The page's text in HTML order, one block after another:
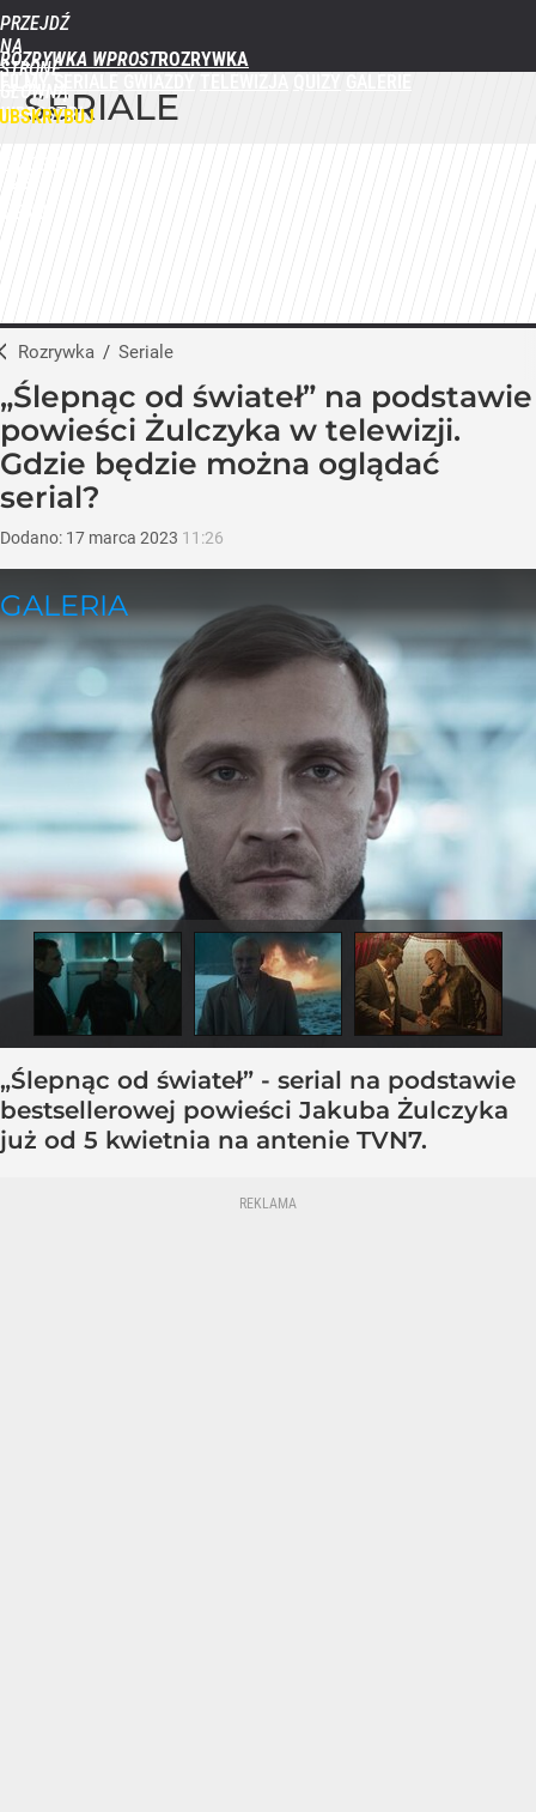
PRZEJDŹ
NA
STRONĘ
GŁÓWNĄ
WPROST.PL
ROZRYWKA WPROST
SERIALE
Rozrywka / Seriale
„Ślepnąc od świateł” na podstawie
powieści Żulczyka w telewizji.
Gdzie będzie można oglądać
serial?
Dodano: 17 marca 2023 11:26
„Ślepnąc od świateł” - serial na podstawie
bestsellerowej powieści Jakuba Żulczyka
już od 5 kwietnia na antenie TVN7.